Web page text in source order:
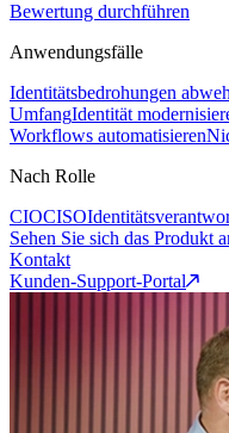
Bewertung durchführen
Anwendungsfälle
Identitätsbedrohungen
UmfangIdentität
Workflows automatisieren
Nach Rolle
CIOCISO
Sehen Sie sich das Produkt
Kontakt
Kunden-Support-Portal